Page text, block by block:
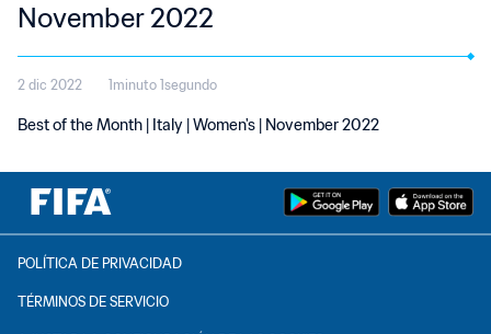
November 2022
2 dic 2022 1minuto 1segundo
Best of the Month | Italy | Women's | November 2022
POLÍTICA DE PRIVACIDAD
TÉRMINOS DE SERVICIO